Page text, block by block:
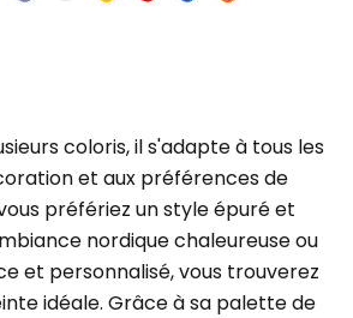
coloris, il s'adapte à tous les
et aux préférences de
préfériez un style épuré et
nordique chaleureuse ou
et personnalisé, vous trouverez
idéale. Grâce à sa palette de